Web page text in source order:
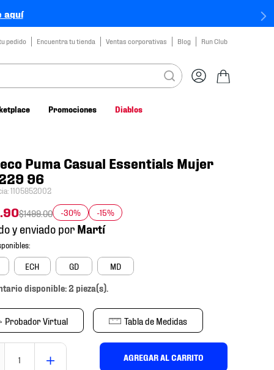
aquí
pedido Encuentra tu tienda Ventas corporativas Blog Run Club
Promociones Diablos
Puma Casual Essentials Mujer
96
:1105852002
.90$1499.00 -30% -15%
y enviado por
ECH GD MD
disponible: 2 pieza(s).
Probador Virtual Tabla de Medidas
＋ AGREGAR AL CARRITO